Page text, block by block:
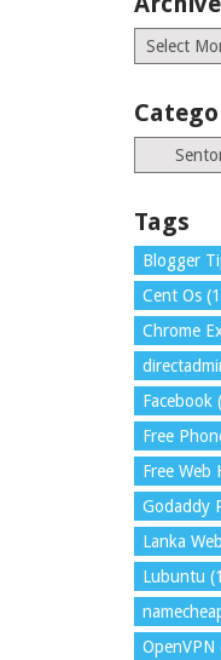
Archives
Categories
Tags
Blogger
Cent Os
Chrome
Facebook
Free
Free Web
Godaddy
Lanka
Lubuntu
OpenVPN